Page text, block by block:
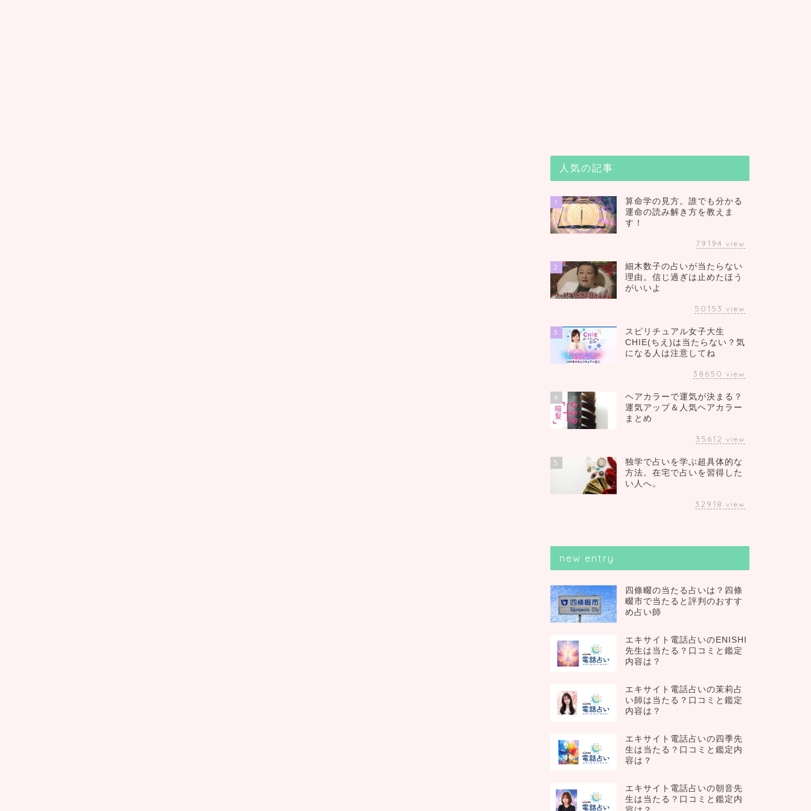
人気の記事
1
算命学の見方。誰でも分かる
運命の読み解き方を教えま
す！
79194 view
2
細木数子の占いが当たらない
理由。信じ過ぎは止めたほう
がいいよ
50153 view
3
スピリチュアル女子大生
CHIE(ちえ)は当たらない？気
になる人は注意してね
38650 view
4
ヘアカラーで運気が決まる？
運気アップ＆人気ヘアカラー
まとめ
35612 view
5
独学で占いを学ぶ超具体的な
方法。在宅で占いを習得した
い人へ。
32918 view
new entry
四條畷の当たる占いは？四條
畷市で当たると評判のおすす
め占い師
エキサイト電話占いのENISHI
先生は当たる？口コミと鑑定
内容は？
エキサイト電話占いの茉莉占
い師は当たる？口コミと鑑定
内容は？
エキサイト電話占いの四季先
生は当たる？口コミと鑑定内
容は？
エキサイト電話占いの朝音先
生は当たる？口コミと鑑定内